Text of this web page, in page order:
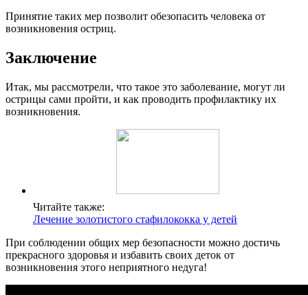
Принятие таких мер позволит обезопасить человека от
возникновения остриц.
Заключение
Итак, мы рассмотрели, что такое это заболевание, могут ли
острицы сами пройти, и как проводить профилактику их
возникновения.
Читайте также:
Лечение золотистого стафилококка у детей
При соблюдении общих мер безопасности можно достичь
прекрасного здоровья и избавить своих деток от
возникновения этого неприятного недуга!